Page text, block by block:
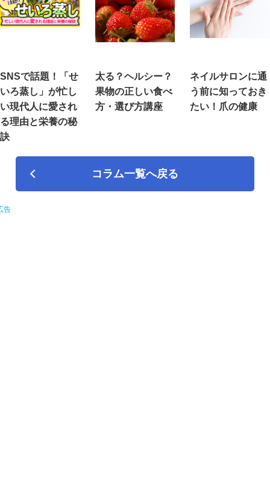
SNSで話題！「せ
いろ蒸し」が忙し
い現代人に愛され
る理由と栄養の秘
訣
太る？ヘルシー？
果物の正しい食べ
方・選び方講座
ネイルサロンに通
う前に知っておき
たい！爪の健康
コラム一覧へ戻る